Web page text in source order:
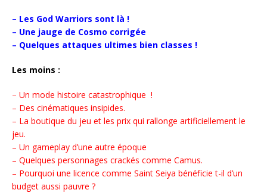
– Les God Warriors sont là !
– Une jauge de Cosmo corrigée
– Quelques attaques ultimes bien classes !
Les moins :
– Un mode histoire catastrophique !
– Des cinématiques insipides.
– La boutique du jeu et les prix qui rallonge artificiellement le
jeu.
– Un gameplay d’une autre époque
– Quelques personnages crackés comme Camus.
– Pourquoi une licence comme Saint Seiya bénéficie t-il d’un
budget aussi pauvre ?